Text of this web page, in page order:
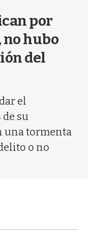
por
no hubo
del
el
su
una tormenta
o no